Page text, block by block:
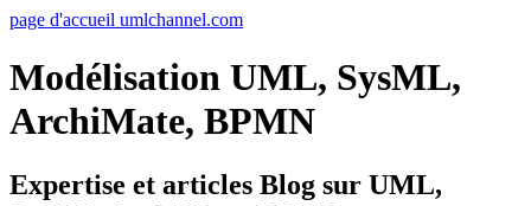
page d'accueil umlchannel.com
Modélisation UML, SysML,
ArchiMate, BPMN
Expertise et articles Blog sur UML,